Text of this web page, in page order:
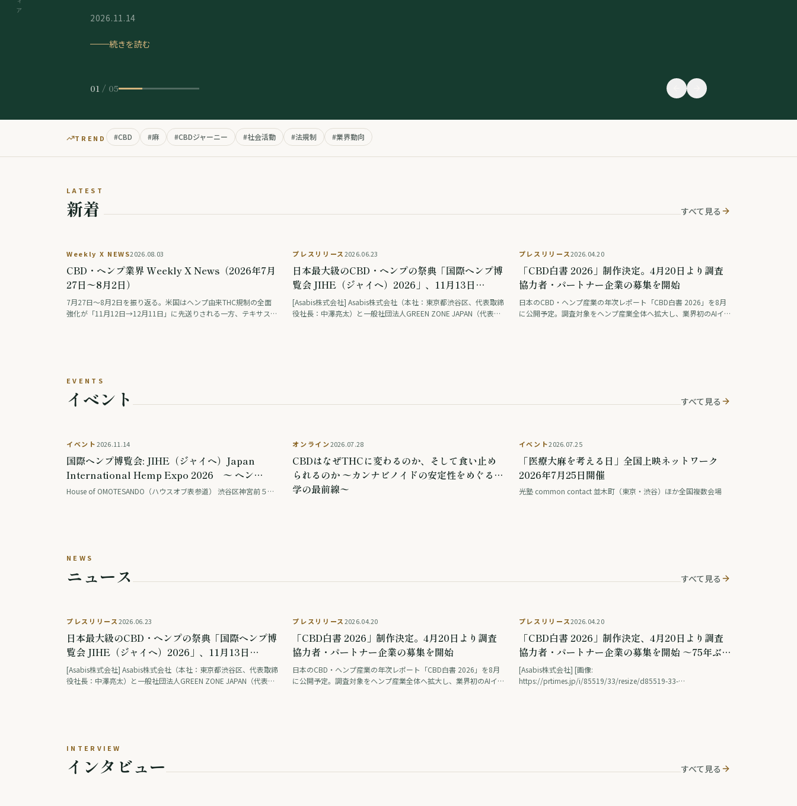
2026.11.14
続きを読む
続きを読む
続きを読む
01 / 05
TREND #CBD #麻 #CBDジャーニー #社会活動 #法規制 #業界動向
LATEST
新着 すべて見る
Weekly X NEWS2026.08.03
CBD・ヘンプ業界 Weekly X News（2026年7月
27日〜8月2日）
7月27日〜8月2日を振り返る。米国はヘンプ由来THC規制の全面
強化が「11月12日→12月11日」に先送りされる一方、テキサス州
プレスリリース2026.06.23
日本最大級のCBD・ヘンプの祭典「国際ヘンプ博
覧会 JIHE（ジャイヘ）2026」、11月13日
（金）・14日（土）東京・表参道「House of
OMOTESANDO」で開催決定
[Asabis株式会社] Asabis株式会社（本社：東京都渋谷区、代表取締
役社長：中澤亮太）と一般社団法人GREEN ZONE JAPAN（代表理
プレスリリース2026.04.20
「CBD白書 2026」制作決定。4月20日より調査
協力者・パートナー企業の募集を開始
日本のCBD・ヘンプ産業の年次レポート「CBD白書 2026」を8月
に公開予定。調査対象をヘンプ産業全体へ拡大し、業界初のAIイ
EVENTS
イベント すべて見る
イベント2026.11.14
国際ヘンプ博覧会: JIHE（ジャイヘ）Japan
International Hemp Expo 2026 〜 ヘン
プ/CBDに関する日本最大の国際展示会 & カンフ
House of OMOTESANDO（ハウスオブ表参道） 渋谷区神宮前５丁目３４−８ House of OMOTESANDO Japan 地図を見る
オンライン2026.07.28
CBDはなぜTHCに変わるのか、そして食い止め
られるのか 〜カンナビノイドの安定性をめぐる科
学の最前線〜
イベント2026.07.25
「医療大麻を考える日」全国上映ネットワーク
2026年7月25日開催
光塾 common contact 並木町（東京・渋谷）ほか全国複数会場
NEWS
ニュース すべて見る
プレスリリース2026.06.23
日本最大級のCBD・ヘンプの祭典「国際ヘンプ博
覧会 JIHE（ジャイヘ）2026」、11月13日
（金）・14日（土）東京・表参道「House of
OMOTESANDO」で開催決定
[Asabis株式会社] Asabis株式会社（本社：東京都渋谷区、代表取締
役社長：中澤亮太）と一般社団法人GREEN ZONE JAPAN（代表理
プレスリリース2026.04.20
「CBD白書 2026」制作決定。4月20日より調査
協力者・パートナー企業の募集を開始
日本のCBD・ヘンプ産業の年次レポート「CBD白書 2026」を8月
に公開予定。調査対象をヘンプ産業全体へ拡大し、業界初のAIイ
プレスリリース2026.04.20
「CBD白書 2026」制作決定、4月20日より調査
協力者・パートナー企業の募集を開始 ～75年ぶ
りの法改正後初、ヘンプ産業全体に調査を拡大。
業界初のAIインタビューシステムを導入～
[Asabis株式会社] [画像:
https://prtimes.jp/i/85519/33/resize/d85519-33-
INTERVIEW
インタビュー すべて見る